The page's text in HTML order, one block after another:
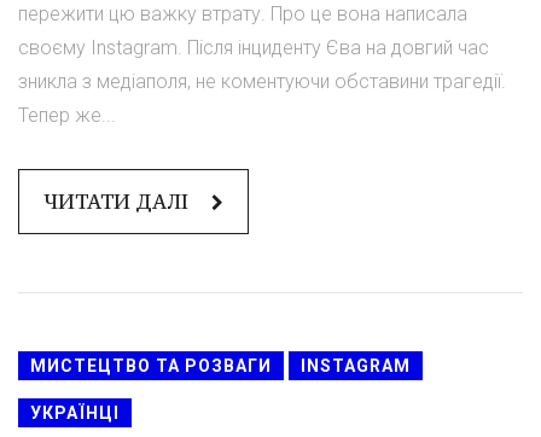
пережити цю важку втрату. Про це вона написала
своєму Instagram. Після інциденту Єва на довгий час
зникла з медіаполя, не коментуючи обставини трагедії.
Тепер же...
ЧИТАТИ ДАЛІ
МИСТЕЦТВО ТА РОЗВАГИ INSTAGRAM
УКРАЇНЦІ